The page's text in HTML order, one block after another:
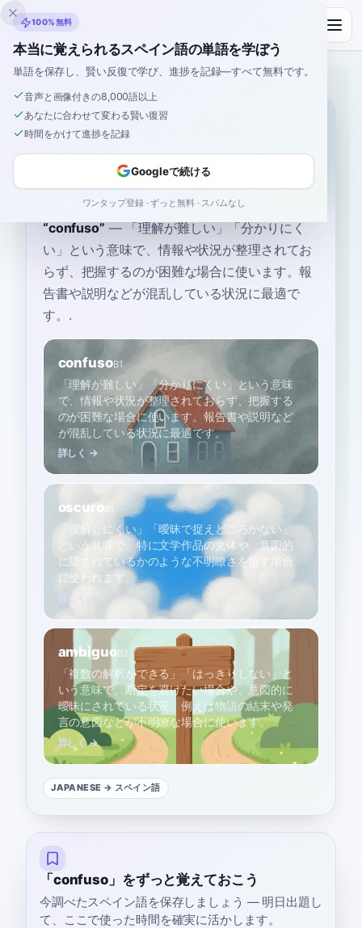
Inklingo
「不明瞭な」のスペイン
語
の最も一般的なスペイン語は“不明瞭な
“confuso” —
「理解が難しい」「分かりにく
い」という意味で、情報や状況が整理されてお
らず、把握するのが困難な場合に使います。報
告書や説明などが混乱している状況に最適で
す。 .
confusoB1
「理解が難しい」「分かりにくい」という意味
で、情報や状況が整理されておらず、把握する
のが困難な場合に使います。報告書や説明など
が混乱している状況に最適です。
詳しく →
oscuro
「理解しにくい」「曖昧で捉えどころがない」
という意味で、特に文学作品の文体や、意図的
に隠されているかのような不明瞭さを指す場合
に使われます。
詳しく →
ambiguoB2
「複数の解釈ができる」「はっきりしない」と
いう意味で、断定を避けたい場合や、意図的に
曖昧にされている状況、例えば物語の結末や発
言の意図などが不明瞭な場合に使います。
詳しく →
JAPANESE → スペイン語
「confuso」をずっと覚えておこう
今調べたスペイン語を保存しましょう — 明日出題し
て、ここで使った時間を確実に活かします。
100%無料
本当に覚えられるスペイン語の単語を学ぼう
単語を保存し、賢い反復で学び、進捗を記録—すべて無料です。
音声と画像付きの8,000語以上
あなたに合わせて変わる賢い復習
時間をかけて進捗を記録
Googleで続ける
ワンタップ登録 · ずっと無料 · スパムなし